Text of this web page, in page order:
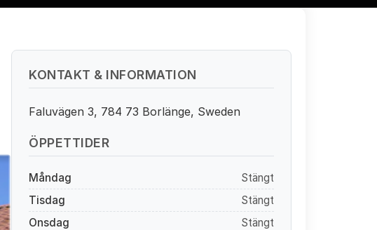
KONTAKT & INFORMATION
Faluvägen 3, 784 73 Borlänge, Sweden
ÖPPETTIDER
Måndag
Stängt
Tisdag
Stängt
Onsdag
Stängt